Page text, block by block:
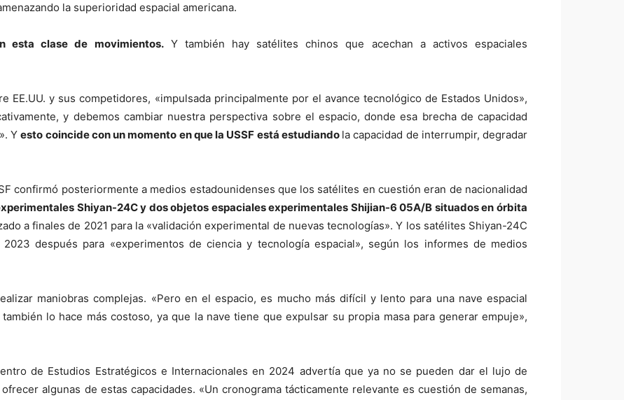
la superioridad espacial americana.
esta clase de movimientos.Y también hay satélites chinos que acechan a activos espaciales
EE.UU. y sus competidores, «impulsada principalmente por el avance tecnológico de Estados Unidos»,
y debemos cambiar nuestra perspectiva sobre el espacio, donde esa brecha de capacidad
Yesto coincide con un momento en que la USSF está estudiando la capacidad de interrumpir, degradar
confirmó posteriormente a medios estadounidenses que los satélites en cuestión eran de nacionalidad
Shiyan-24C y dos objetos espaciales experimentales Shijian-6 05A/B situados en órbita
a finales de 2021 para la «validación experimental de nuevas tecnologías». Y los satélites Shiyan-24C
después para «experimentos de ciencia y tecnología espacial», según los informes de medios
maniobras complejas. «Pero en el espacio, es mucho más difícil y lento para una nave espacial
lo hace más costoso, ya que la nave tiene que expulsar su propia masa para generar empuje»,
de Estudios Estratégicos e Internacionales en 2024 advertía que ya no se pueden dar el lujo de
algunas de estas capacidades. «Un cronograma tácticamente relevante es cuestión de semanas,